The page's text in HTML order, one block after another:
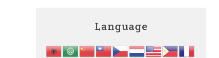
Language